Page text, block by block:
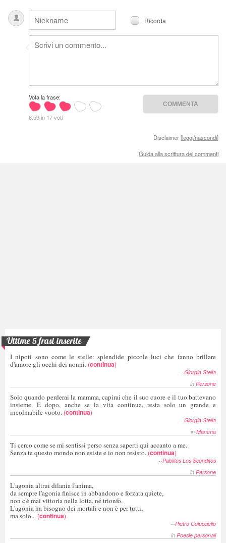
Ricorda
Vota la frase:
6.59 in 17 voti
Disclaimer [leggi/nascondi]
Guida alla scrittura dei commenti
Ultime 5 frasi inserite
I nipoti sono come le stelle: splendide piccole luci che fanno brillare
d'amore gli occhi dei nonni. (continua)
--Giorgia Stella
in Persone
Solo quando perderai la mamma, capirai che il suo cuore e il tuo battevano
insieme. E dopo, anche se la vita continua, resta solo un grande e
incolmabile vuoto. (continua)
--Giorgia Stella
in Mamma
Ti cerco come se mi sentissi perso senza saperti qui accanto a me.
Senza te questo mondo non esiste e io non resisto. (continua)
--Pablitos Los Sconditos
in Persone
L'agonia altrui dilania l'anima,
da sempre l'agonia finisce in abbandono e forzata quiete,
non c'è mai vittoria nella lotta, né trionfo.
L'agonia ha bisogno dei mortali e non è per tutti,
ma solo... (continua)
--Pietro Colucciello
in Poesie personali